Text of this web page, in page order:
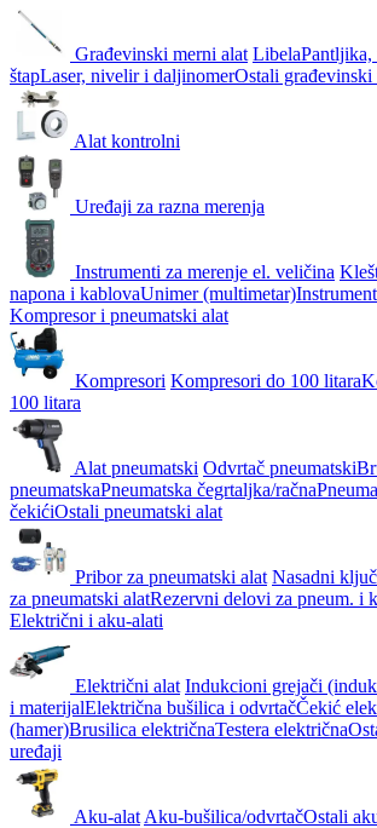
Građevinski merni alat LibelaPantljika,
štapLaser, nivelir i daljinomerOstali građevinski
Alat kontrolni
Uređaji za razna merenja
Instrumenti za merenje el. veličina
napona i kablovaUnimer (multimetar)
Kompresor i pneumatski alat
Kompresori Kompresori do 100 litara
100 litara
Alat pneumatski Odvrtač pneumatski
pneumatskaPneumatska čegrtaljka/račna
čekićiOstali pneumatski alat
Pribor za pneumatski alat Nasadni
za pneumatski alatRezervni delovi za pneum. i
Električni i aku-alati
Električni alat Indukcioni grejači
i materijalElektrična bušilica i odvrtačČekić
(hamer)Brusilica električnaTestera električna
uređaji
Aku-alat Aku-bušilica/odvrtačOstali